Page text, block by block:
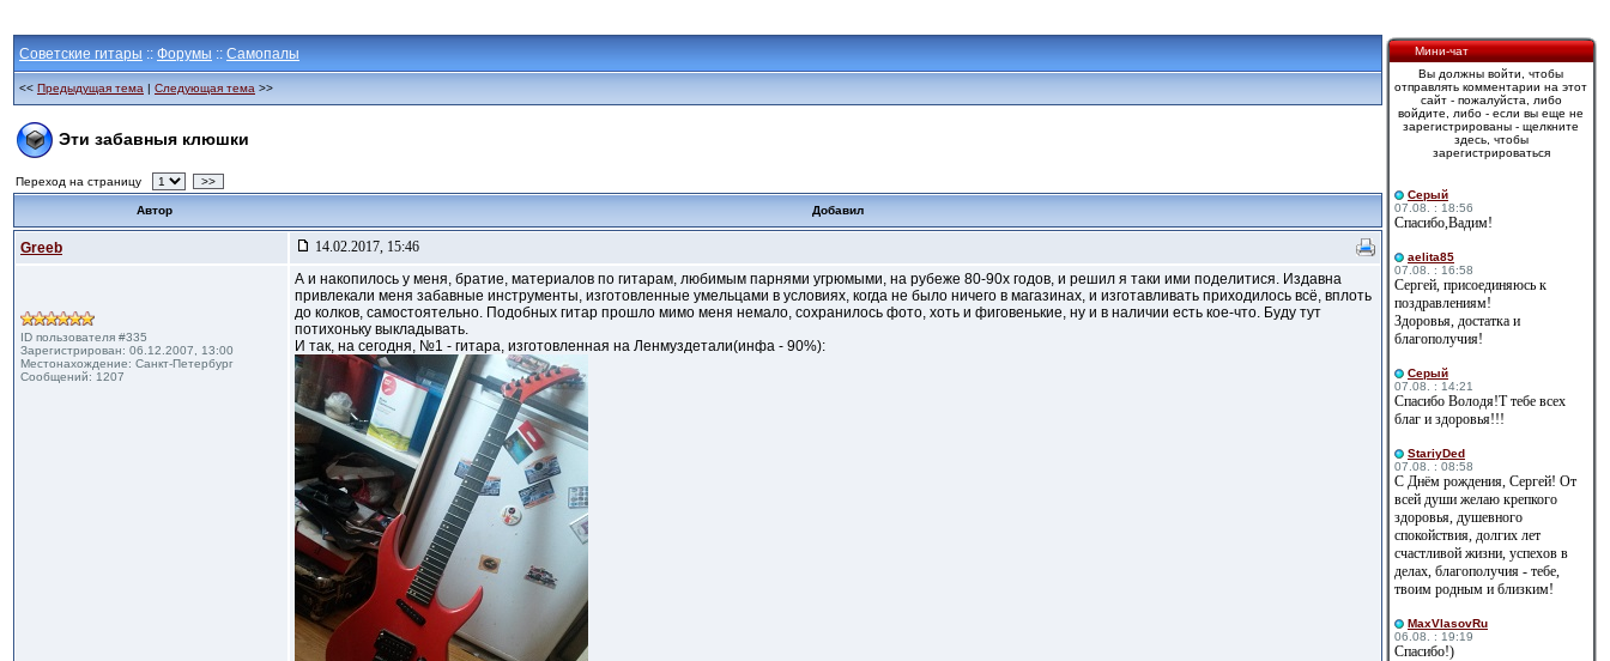
Советские гитары :: Форумы :: Самопалы
<< Предыдущая тема | Следующая тема >>
Эти забавныя клюшки
Переход на страницу >>
Автор Добавил
Greeb 14.02.2017, 15:46
ID пользователя #335
Зарегистрирован: 06.12.2007, 13:00
Местонахождение: Санкт-Петербург
Сообщений: 1207
А и накопилось у меня, братие, материалов по гитарам, любимым парнями угрюмыми, на рубеже 80-90х годов, и решил я таки ими поделитися. Издавна
привлекали меня забавные инструменты, изготовленные умельцами в условиях, когда не было ничего в магазинах, и изготавливать приходилось всё, вплоть
до колков, самостоятельно. Подобных гитар прошло мимо меня немало, сохранилось фото, хоть и фиговенькие, ну и в наличии есть кое-что. Буду тут
потихоньку выкладывать.
И так, на сегодня, №1 - гитара, изготовленная на Ленмуздетали(инфа - 90%):
Мини-чат
Вы должны войти, чтобы
отправлять комментарии на этот
сайт - пожалуйста, либо
войдите, либо - если вы еще не
зарегистрированы - щелкните
здесь, чтобы
зарегистрироваться
Cерый
07.08. : 18:56
Спасибо,Вадим!
aelita85
07.08. : 16:58
Сергей, присоединяюсь к
поздравлениям!
Здоровья, достатка и
благополучия!
Cерый
07.08. : 14:21
Спасибо Володя!Т тебе всех
благ и здоровья!!!
StariyDed
07.08. : 08:58
С Днём рождения, Сергей! От
всей души желаю крепкого
здоровья, душевного
спокойствия, долгих лет
счастливой жизни, успехов в
делах, благополучия - тебе,
твоим родным и близким!
MaxVlasovRu
06.08. : 19:19
Спасибо!)